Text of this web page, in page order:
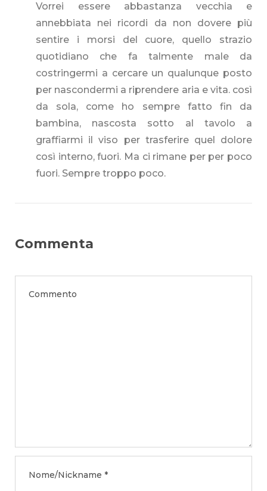
Vorrei essere abbastanza vecchia e
annebbiata nei ricordi da non dovere più
sentire i morsi del cuore, quello strazio
quotidiano che fa talmente male da
costringermi a cercare un qualunque posto
per nascondermi a riprendere aria e vita. così
da sola, come ho sempre fatto fin da
bambina, nascosta sotto al tavolo a
graffiarmi il viso per trasferire quel dolore
così interno, fuori. Ma ci rimane per per poco
fuori. Sempre troppo poco.
Commenta